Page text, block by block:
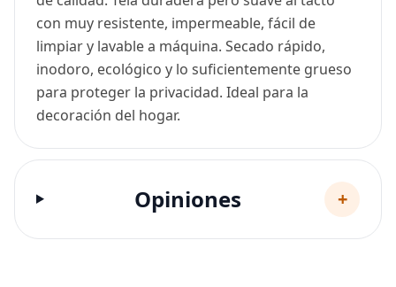
con muy resistente, impermeable, fácil de
limpiar y lavable a máquina. Secado rápido,
inodoro, ecológico y lo suficientemente grueso
para proteger la privacidad. Ideal para la
decoración del hogar.
Opiniones +